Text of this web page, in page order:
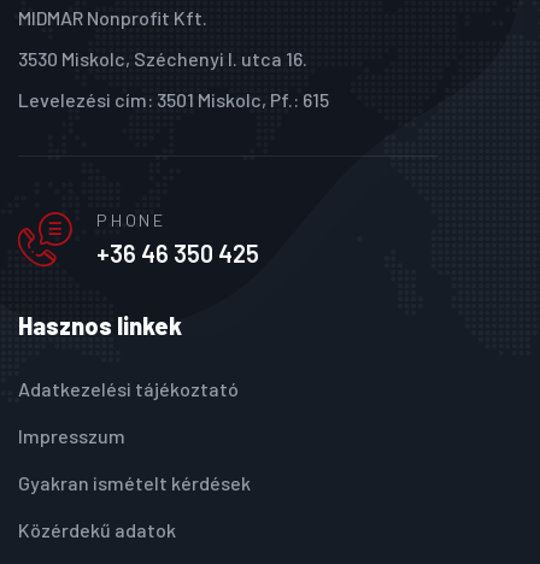
MIDMAR Nonprofit Kft.
3530 Miskolc, Széchenyi I. utca 16.
Levelezési cím: 3501 Miskolc, Pf.: 615
PHONE
+36 46 350 425
Hasznos linkek
Adatkezelési tájékoztató
Impresszum
Gyakran ismételt kérdések
Közérdekű adatok